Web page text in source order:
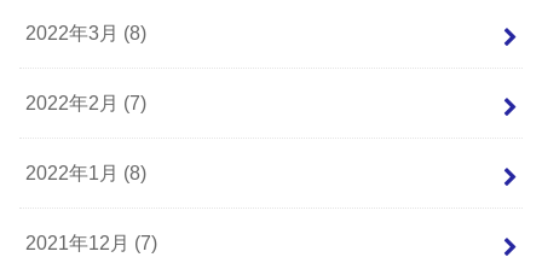
2022年3月 (8)
2022年2月 (7)
2022年1月 (8)
2021年12月 (7)